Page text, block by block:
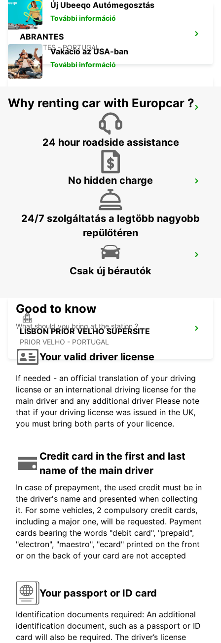
ABRANTES
ABRANTES - PORTUGAL
COIMBRA
TORRES VEDRAS
TORRES VEDRAS - PORTUGAL
AVEIRO - PORTUGAL
LISBON PRIOR VELHO SUPERSITE
PRIOR VELHO - PORTUGAL
Új Ubeeqo Autómegosztás
További információ
Vakáció az USA-ban
További információ
Why renting car with Europcar ?
24 hour roadside assistance
No hidden charge
24/7 szolgáltatás a legtöbb nagyobb
repülőtéren
Csak új bérautók
Good to know
What should you bring at the station ?
Your valid driver license
If needed - an official translation of your driving
license or an international driving license for the
main driver and any additional driver Please note
that if your driving license was issued in the UK,
you must bring both parts of your licence.
Credit card in the first and last
name of the main driver
In case of prepayment, the used credit must be in
the driver's name and presented when collecting
it. For some vehicles, 2 compulsory credit cards,
including a major one, will be requested. Payment
cards bearing the words "debit card", "prepaid",
"electron", "maestro", "ecard" printed on the front
or on the back of your card are not accepted
Your passport or ID card
Identification documents required: An additional
identification document, such as a passport or ID
card will also be required. The driver’s license